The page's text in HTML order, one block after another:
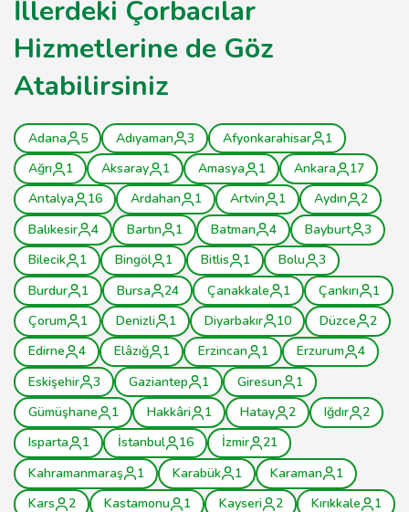
İllerdeki Çorbacılar
Hizmetlerine de Göz
Atabilirsiniz
Adana 5 Adıyaman 3 Afyonkarahisar
1
Ağrı
1 Aksaray 1 Amasya 1 Ankara
17
Antalya
16 Ardahan 1 Artvin 1 Aydın
2
Balıkesir
4 Bartın 1 Batman 4 Bayburt
3
Bilecik
1 Bingöl 1 Bitlis 1 Bolu
3
Burdur
1 Bursa 24 Çanakkale 1 Çankırı
1
Çorum
1 Denizli 1 Diyarbakır 10 Düzce
2
Edirne
4 Elâzığ 1 Erzincan 1 Erzurum
4
Eskişehir
3 Gaziantep 1 Giresun
1
Gümüşhane
1 Hakkâri 1 Hatay 2 Iğdır
2
Isparta
1 İstanbul 16 İzmir
21
Kahramanmaraş
1 Karabük 1 Karaman
1
Kars
2 Kastamonu 1 Kayseri 2 Kırıkkale
1